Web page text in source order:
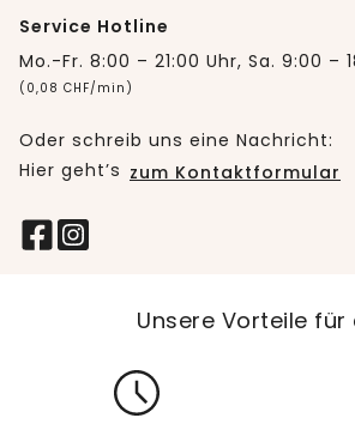
Service Hotline
Mo.-Fr. 8:00 – 21:00 Uhr, Sa. 9:00 –
(0,08 CHF/min)
Oder schreib uns eine Nachricht:
Hier geht’s zum Kontaktformular
Unsere Vorteile für